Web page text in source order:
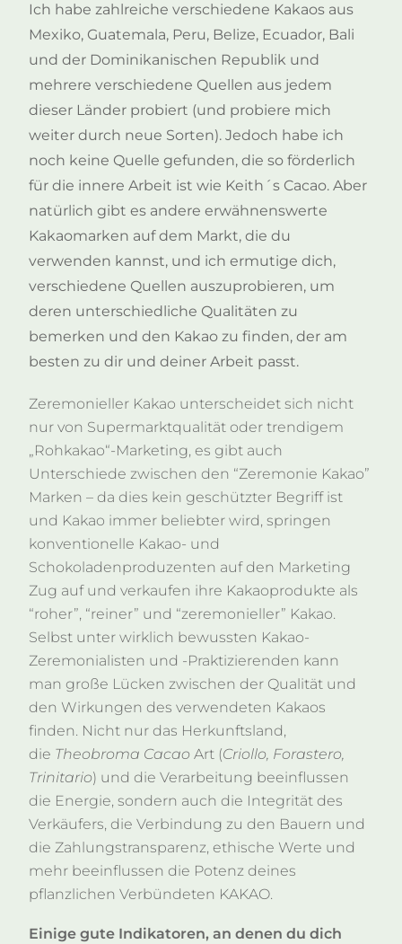
Ich habe zahlreiche verschiedene Kakaos aus
Mexiko, Guatemala, Peru, Belize, Ecuador, Bali
und der Dominikanischen Republik und
mehrere verschiedene Quellen aus jedem
dieser Länder probiert (und probiere mich
weiter durch neue Sorten). Jedoch habe ich
noch keine Quelle gefunden, die so förderlich
für die innere Arbeit ist wie Keith´s Cacao.Aber
natürlich gibt es andere erwähnenswerte
Kakaomarken auf dem Markt, die du
verwenden kannst, und ich ermutige dich,
verschiedene Quellen auszuprobieren, um
deren unterschiedliche Qualitäten zu
bemerken und den Kakao zu finden, der am
besten zu dir und deiner Arbeit passt.
Zeremonieller Kakao unterscheidet sich nicht
nur von Supermarktqualität oder trendigem
„Rohkakao“-Marketing, es gibt auch
Unterschiede zwischen den “Zeremonie Kakao”
Marken – da dies kein geschützter Begriff ist
und Kakao immer beliebter wird, springen
konventionelle Kakao- und
Schokoladenproduzenten auf den Marketing
Zug auf und verkaufen ihre Kakaoprodukte als
“roher”, “reiner” und “zeremonieller” Kakao.
Selbst unter wirklich bewussten Kakao-
Zeremonialisten und -Praktizierenden kann
man große Lücken zwischen der Qualität und
den Wirkungen des verwendeten Kakaos
finden. Nicht nur das Herkunftsland,
die Theobroma Cacao Art (Criollo, Forastero,
Trinitario) und die Verarbeitung beeinflussen
die Energie, sondern auch die Integrität des
Verkäufers, die Verbindung zu den Bauern und
die Zahlungstransparenz, ethische Werte und
mehr beeinflussen die Potenz deines
pflanzlichen Verbündeten KAKAO.
Einige gute Indikatoren, an denen du dich